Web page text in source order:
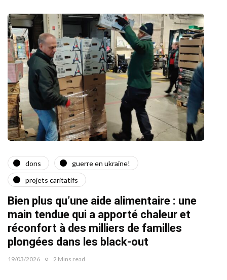
dons
guerre en ukraine!
projets caritatifs
Bien plus qu’une aide alimentaire : une
main tendue qui a apporté chaleur et
réconfort à des milliers de familles
plongées dans les black-out
19/03/2026 2 Mins read